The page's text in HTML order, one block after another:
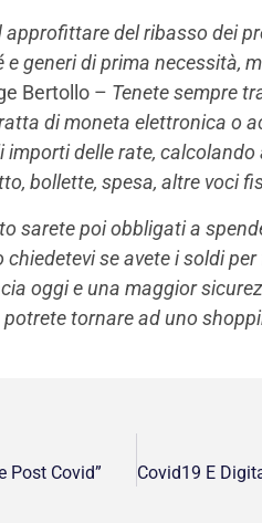
del ribasso dei
generi di prima necessità,
Bertollo – Tenete sempre
di moneta elettronica o
delle rate, calcolando
bollette, spesa, altre voci
sarete poi obbligati a
se avete i soldi per
oggi e una maggior
tornare ad uno
Post Covid”